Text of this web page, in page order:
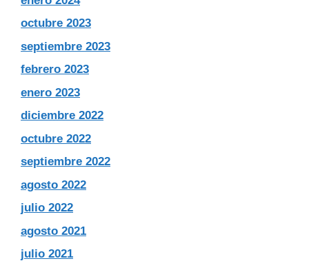
octubre 2023
septiembre 2023
febrero 2023
enero 2023
diciembre 2022
octubre 2022
septiembre 2022
agosto 2022
julio 2022
agosto 2021
julio 2021